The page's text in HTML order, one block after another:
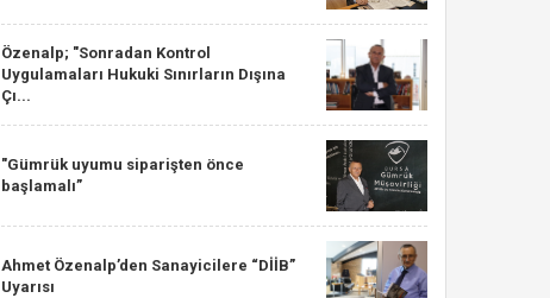
Özenalp; "Sonradan Kontrol
Uygulamaları Hukuki Sınırların Dışına
Çı...
"Gümrük uyumu siparişten önce
başlamalı”
Ahmet Özenalp’den Sanayicilere “DİİB”
Uyarısı